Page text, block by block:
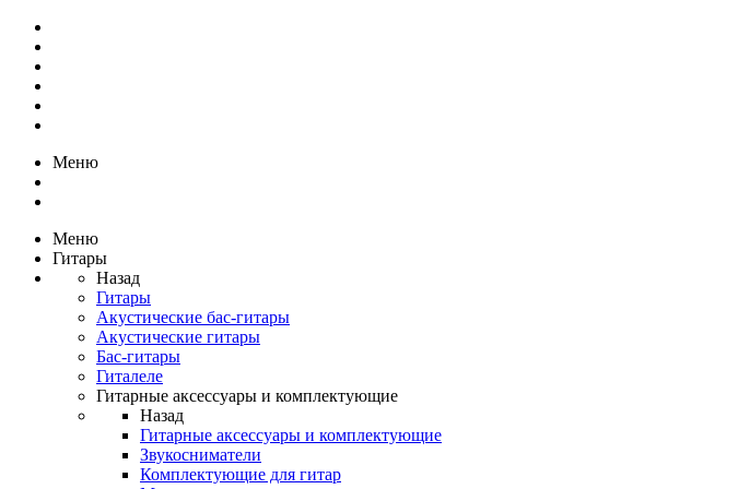
Меню
Меню
Гитары
Назад
Гитары
Акустические бас-гитары
Акустические гитары
Бас-гитары
Гиталеле
Гитарные аксессуары и комплектующие
Назад
Гитарные аксессуары и комплектующие
Звукосниматели
Комплектующие для гитар